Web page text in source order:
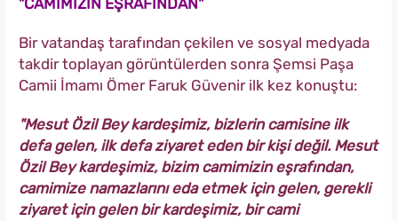
"CAMİMİZİN EŞRAFINDAN"
Bir vatandaş tarafından çekilen ve sosyal medyada
takdir toplayan görüntülerden sonra Şemsi Paşa
Camii İmamı Ömer Faruk Güvenir ilk kez konuştu:
"Mesut Özil Bey kardeşimiz, bizlerin camisine ilk
defa gelen, ilk defa ziyaret eden bir kişi değil. Mesut
Özil Bey kardeşimiz, bizim camimizin eşrafından,
camimize namazlarını eda etmek için gelen, gerekli
ziyaret için gelen bir kardeşimiz, bir cami